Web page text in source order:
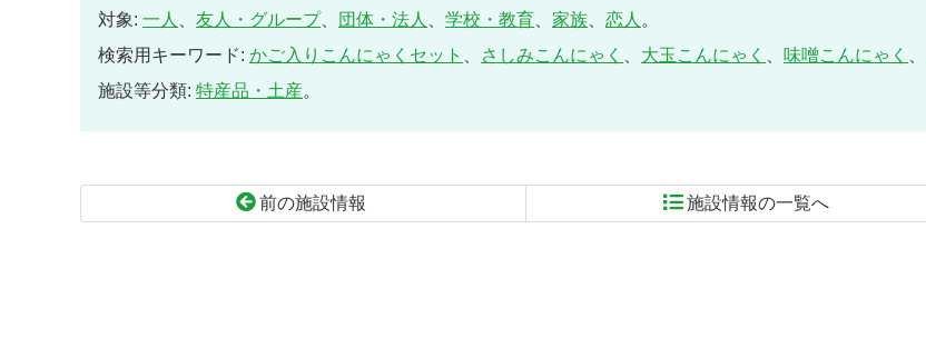
対象: 一人 友人・グループ、 団体・法人 学校・教育 家族 恋人 。
検索用キーワード: かご入りこんにゃくセット さしみこんにゃく 大玉こんにゃく 味噌こんにゃく
施設等分類: 特産品・土産。
前の施設情報 施設情報の一覧へ